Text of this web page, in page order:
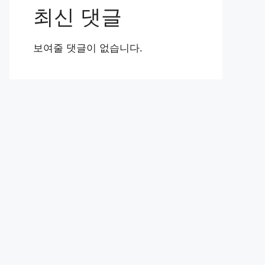
최신 댓글
보여줄 댓글이 없습니다.